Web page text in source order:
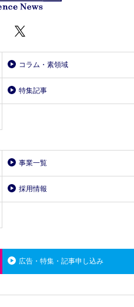
コラム・素領域
特集記事
事業一覧
採用情報
広告・特集・記事申し込み